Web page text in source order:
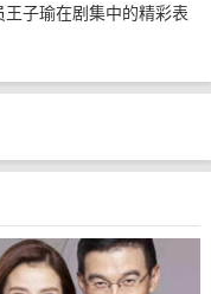
子瑜在剧集中的精彩表